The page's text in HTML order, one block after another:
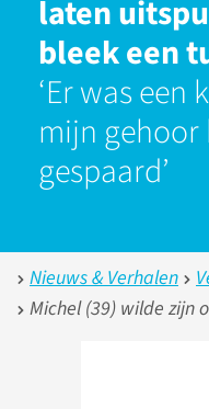
laten
bleek een
‘Er was een
mijn
gespaard’
Nieuws & Verhalen
Michel (39) wilde zijn oor